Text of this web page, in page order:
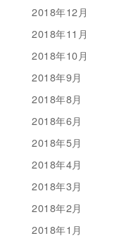
2018年12月
2018年11月
2018年10月
2018年9月
2018年8月
2018年6月
2018年5月
2018年4月
2018年3月
2018年2月
2018年1月